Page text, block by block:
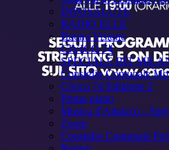
INFOSALUTE
RADIO ELLE
Buona Visione
CIVICO 74
SPECIALE BIT
Consiglio Comunale
Civico 74 Edizione 2
Primo piano
Musica d'Attracco -
Zoom
Consiglio Comunale